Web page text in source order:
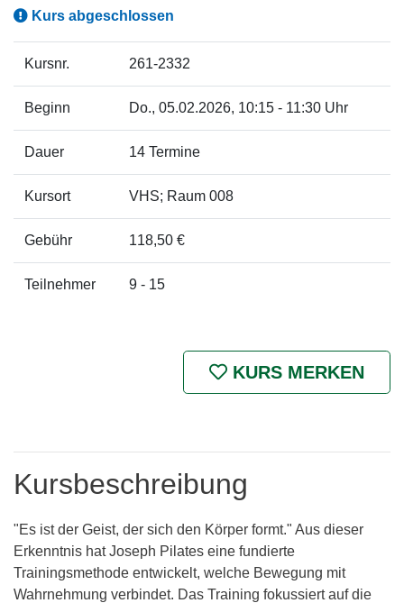
Kurs abgeschlossen
Kursnr. 261-2332
Beginn Do., 05.02.2026, 10:15 - 11:30 Uhr
Dauer 14 Termine
Kursort VHS; Raum 008
Gebühr 118,50 €
Teilnehmer 9 - 15
KURS MERKEN
Kursbeschreibung
"Es ist der Geist, der sich den Körper formt." Aus dieser
Erkenntnis hat Joseph Pilates eine fundierte
Trainingsmethode entwickelt, welche Bewegung mit
Wahrnehmung verbindet. Das Training fokussiert auf die